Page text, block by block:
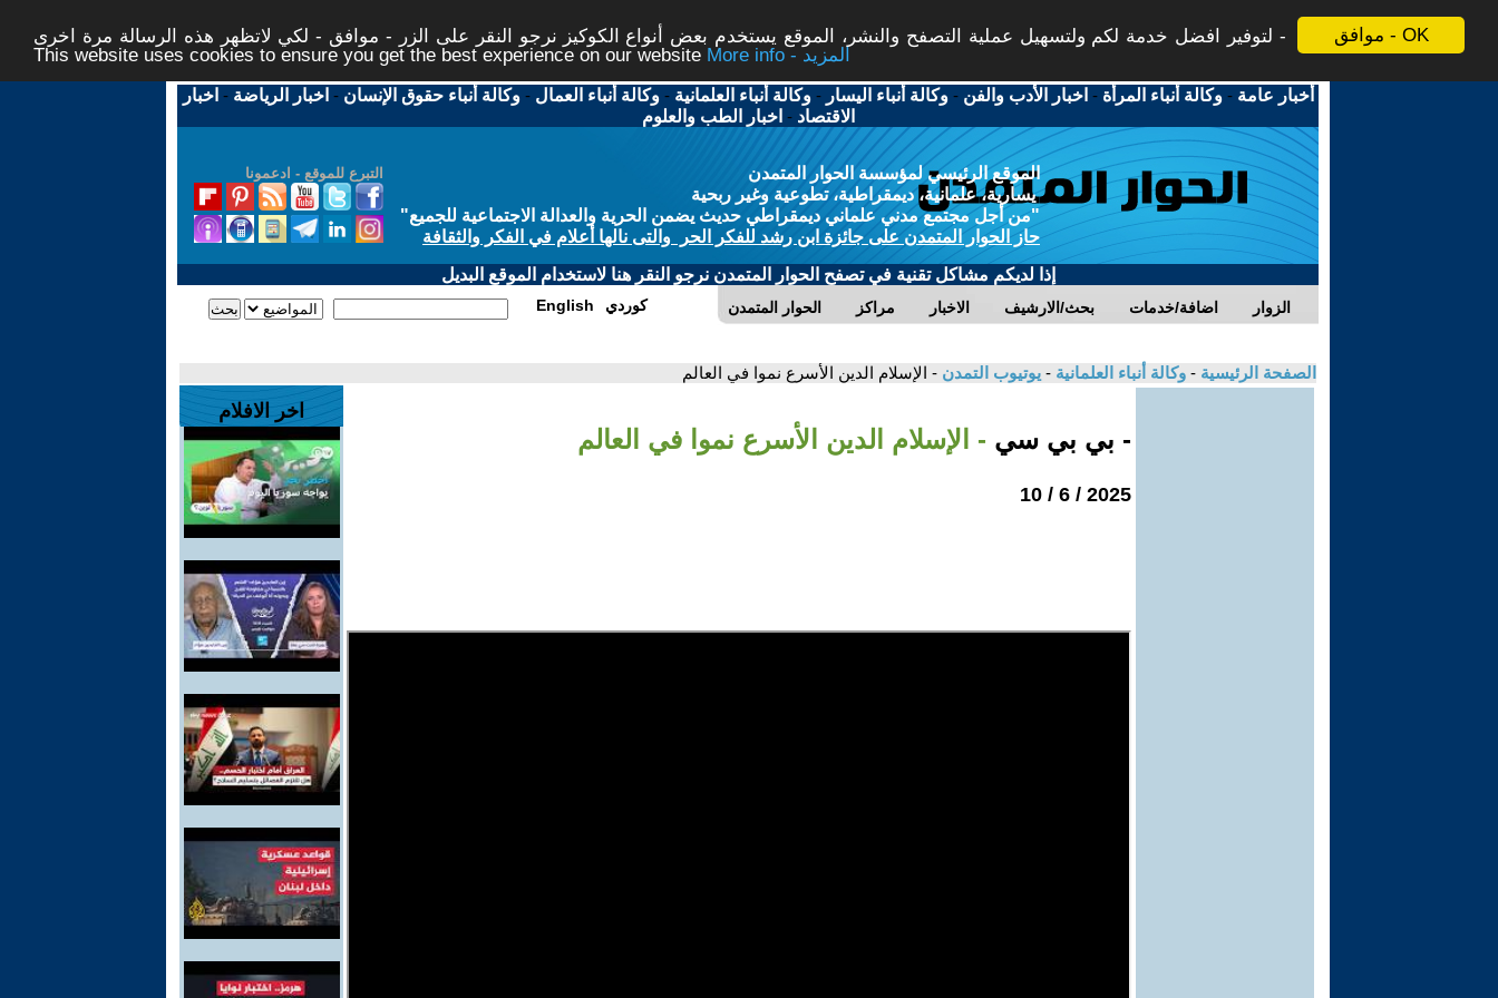
موافق - OK
لتوفير افضل خدمة لكم ولتسهيل عملية التصفح والنشر، الموقع يستخدم بعض أنواع الكوكيز نرجو النقر على الزر - موافق - لكي لاتظهر هذه الرسالة مرة اخرى -
This website uses cookies to ensure you get the best experience on our website
More info - المزيد
أخبار عامة -وكالة أنباء المرأة - اخبار الأدب والفن -وكالة أنباء اليسار -وكالة أنباء العلمانية -وكالة أنباء العمال -وكالة أنباء حقوق الإنسان - اخبار الرياضة - اخبار
الاقتصاد - اخبار الطب والعلوم
التبرع للموقع - ادعمونا
الموقع الرئيسي لمؤسسة الحوار المتمدن
يسارية، علمانية، ديمقراطية، تطوعية وغير ربحية
"من أجل مجتمع مدني علماني ديمقراطي حديث يضمن الحرية والعدالة الاجتماعية للجميع"
حاز الحوار المتمدن على جائزة ابن رشد للفكر الحر والتى نالها أعلام في الفكر والثقافة
إذا لديكم مشاكل تقنية في تصفح الحوار المتمدن نرجو النقر هنا لاستخدام الموقع البديل
الحوار المتمدن مراكز الاخبار بحث/الارشيف اضافة/خدمات الزوار English كوردي
الصفحة الرئيسية - وكالة أنباء العلمانية - يوتيوب التمدن - الإسلام الدين الأسرع نموا في العالم
- بي بي سي - الإسلام الدين الأسرع نموا في العالم
2025 / 6 / 10
اخر الافلام